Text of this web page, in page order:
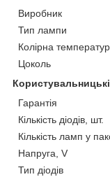
Виробник
Тип лампи
Колірна
Цоколь
Гарантія
Кількість діодів, шт.
Кількість ламп у
Напруга, V
Тип діодів